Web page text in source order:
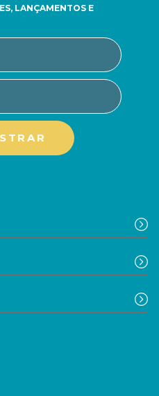
LANÇAMENTOS E